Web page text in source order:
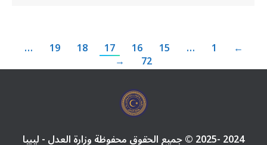
←
1
…
15
16
17
18
19
…
72
→
2024 -2025 © جميع الحقوق محفوظة وزارة العدل - ليبيا